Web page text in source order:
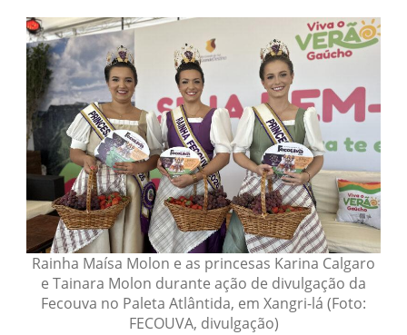
Rainha Maísa Molon e as princesas Karina Calgaro
e Tainara Molon durante ação de divulgação da
Fecouva no Paleta Atlântida, em Xangri-lá (Foto:
FECOUVA, divulgação)